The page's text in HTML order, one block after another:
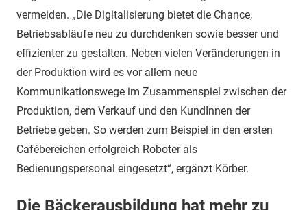
vermeiden. „Die Digitalisierung bietet die Chance,
Betriebsabläufe neu zu durchdenken sowie besser und
effizienter zu gestalten. Neben vielen Veränderungen in
der Produktion wird es vor allem neue
Kommunikationswege im Zusammenspiel zwischen der
Produktion, dem Verkauf und den KundInnen der
Betriebe geben. So werden zum Beispiel in den ersten
Cafébereichen erfolgreich Roboter als
Bedienungspersonal eingesetzt“, ergänzt Körber.
Die Bäckerausbildung hat mehr zu